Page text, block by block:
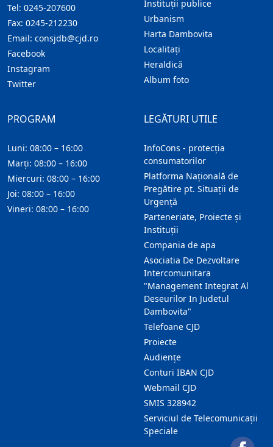
Tel: 0245-207600
Fax: 0245-212230
Email: consjdb@cjd.ro
Facebook
Instagram
Twitter
Instituţii publice
Urbanism
Harta Dambovita
Localitaţi
Heraldică
Album foto
LEGĂTURI UTILE
InfoCons - protecția
consumatorilor
Platforma Națională de
Pregătire pt. Situații de
Urgență
Parteneriate, Proiecte și
Instituții
Compania de apa
Asociatia De Dezvoltare
Intercomunitara
"Management Integrat Al
Deseurilor In Judetul
Dambovita"
Telefoane CJD
Proiecte
Audienţe
Conturi IBAN CJD
Webmail CJD
SMIS 328942
Serviciul de Telecomunicații
Speciale
PROGRAM
Luni: 08:00 – 16:00
Marți: 08:00 – 16:00
Miercuri: 08:00 – 16:00
Joi: 08:00 – 16:00
Vineri: 08:00 – 16:00